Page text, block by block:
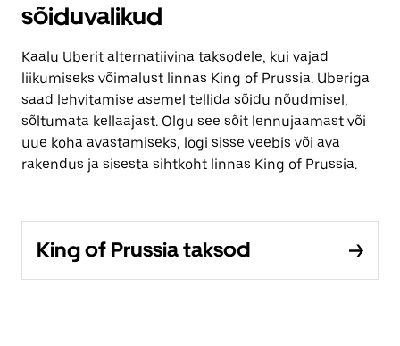
sõiduvalikud
Kaalu Uberit alternatiivina taksodele, kui vajad
liikumiseks võimalust linnas King of Prussia. Uberiga
saad lehvitamise asemel tellida sõidu nõudmisel,
sõltumata kellaajast. Olgu see sõit lennujaamast või
uue koha avastamiseks, logi sisse veebis või ava
rakendus ja sisesta sihtkoht linnas King of Prussia.
King of Prussia taksod